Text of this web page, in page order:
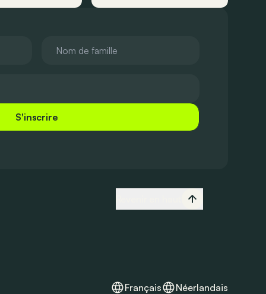
S'inscrire
Français Néerlandais